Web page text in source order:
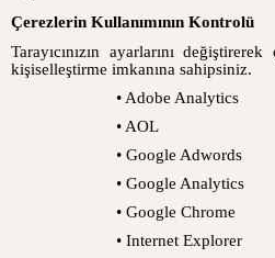
Çerezlerin Kullanımının Kontrolü
Tarayıcınızın ayarlarını
kişiselleştirme imkanına sahipsiniz.
• Adobe Analytics
• AOL
• Google Adwords
• Google Analytics
• Google Chrome
• Internet Explorer